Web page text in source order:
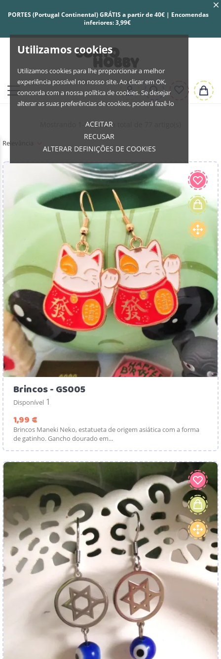
Utilizamos cookies
Utilizamos cookies para lhe proporcionar a melhor
experiência possível no nosso site. Ao clicar em OK,
concorda com a nossa política de cookies. Se desejar
alterar as suas preferências de cookies, poderá fazê-lo
ACEITAR
RECUSAR
ALTERAR DEFINIÇÕES DE COOKIES
PORTES (Portugal Continental) GRÁTIS a partir de 40€ | Encomendas
inferiores: 3,99€
Relevância
Mostrando 1-77 de um total de 77 artigo(s)
Brincos - GS005
Disponível 1
1,99 €
Brincos Maneki Neko, estatueta de origem asiática com a forma
de gatinho. Gancho dourado em...